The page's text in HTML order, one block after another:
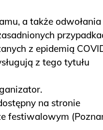
a także odwołania
z epidemią
z tego tytułu
na stronie
festiwalowym